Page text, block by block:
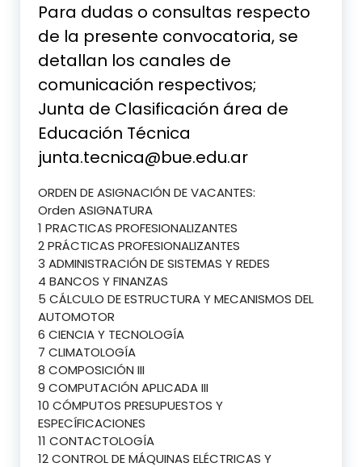
Para dudas o consultas respecto
de la presente convocatoria, se
detallan los canales de
comunicación respectivos;
Junta de Clasificación área de
Educación Técnica
junta.tecnica@bue.edu.ar
ORDEN DE ASIGNACIÓN DE VACANTES:
Orden ASIGNATURA
1 PRACTICAS PROFESIONALIZANTES
2 PRÁCTICAS PROFESIONALIZANTES
3 ADMINISTRACIÓN DE SISTEMAS Y REDES
4 BANCOS Y FINANZAS
5 CÁLCULO DE ESTRUCTURA Y MECANISMOS DEL
AUTOMOTOR
6 CIENCIA Y TECNOLOGÍA
7 CLIMATOLOGÍA
8 COMPOSICIÓN III
9 COMPUTACIÓN APLICADA III
10 CÓMPUTOS PRESUPUESTOS Y
ESPECÍFICACIONES
11 CONTACTOLOGÍA
12 CONTROL DE MÁQUINAS ELÉCTRICAS Y